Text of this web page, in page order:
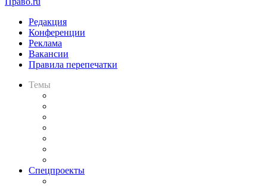
Редакция
Конференции
Реклама
Вакансии
Правила перепечатки
Темы
Спецпроекты